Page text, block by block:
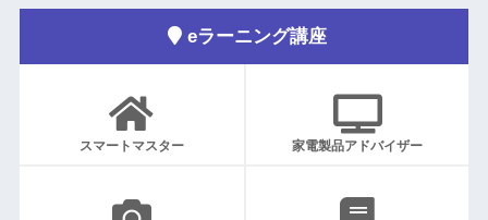
eラーニング講座
スマートマスター 家電製品アドバイザー